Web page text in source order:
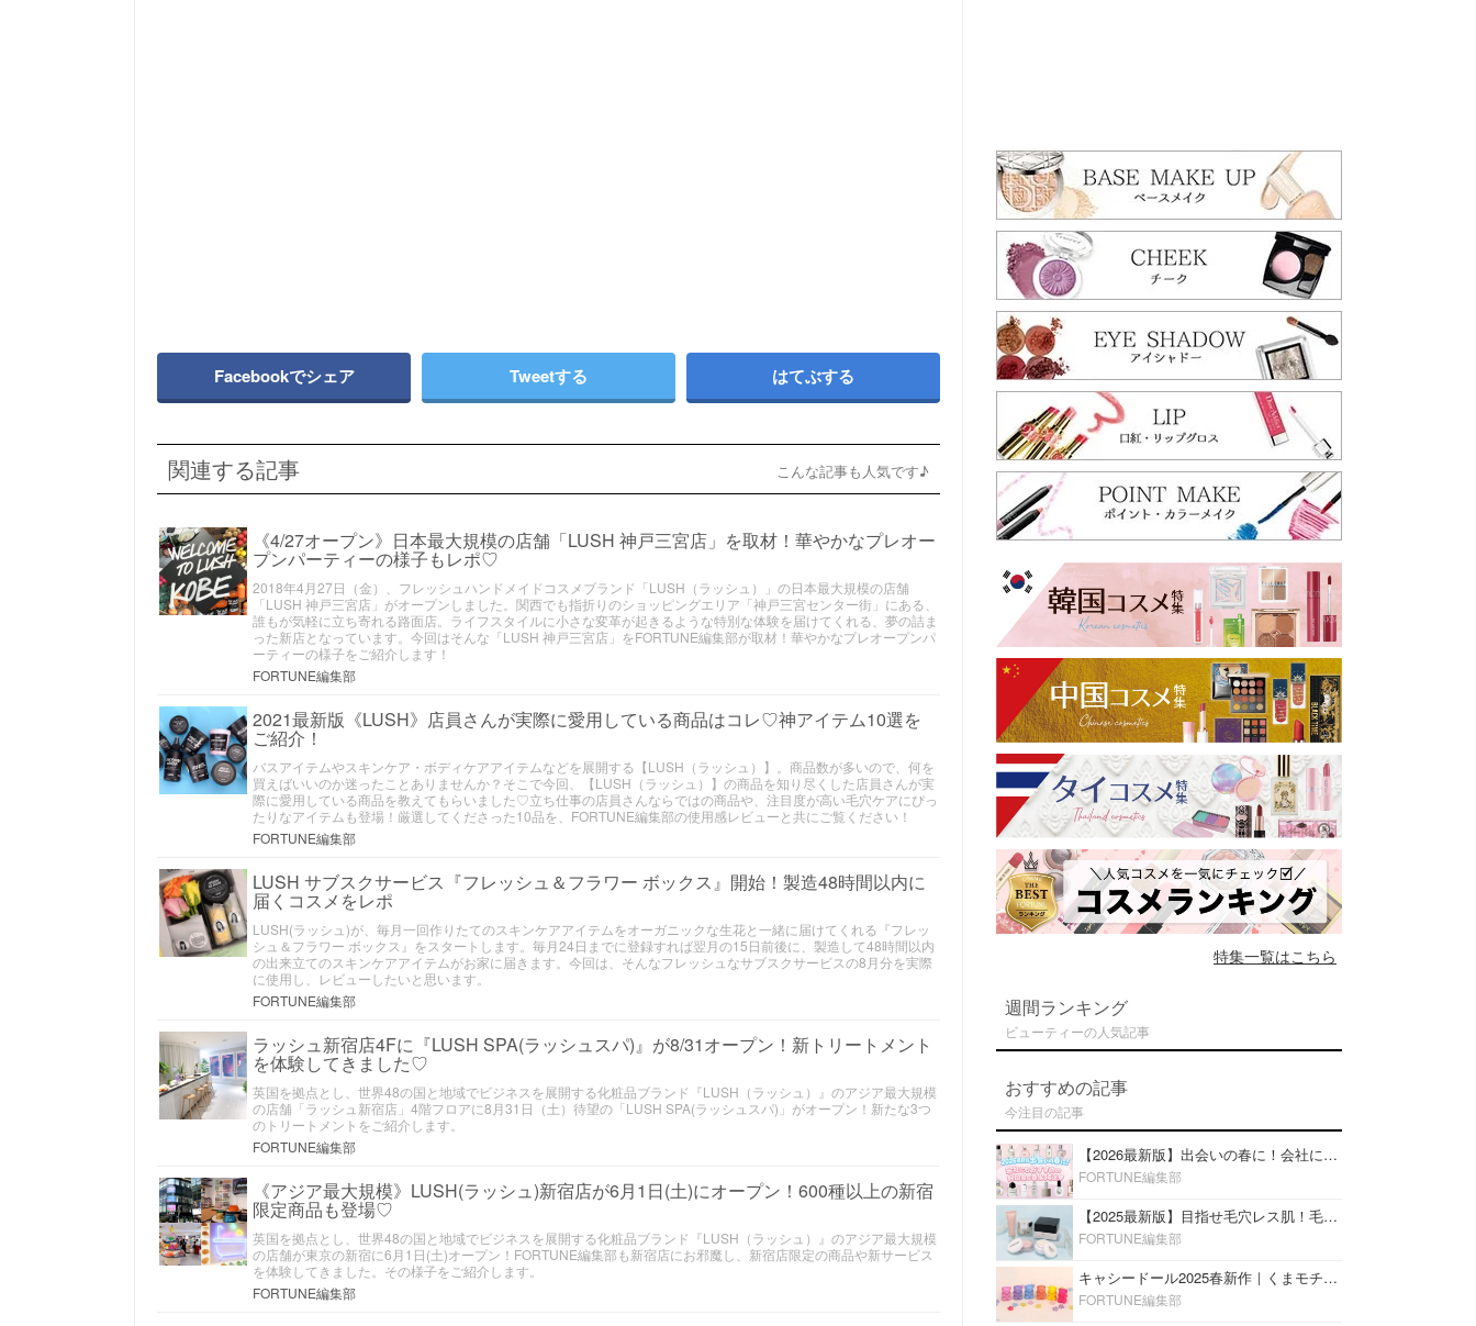
Facebookでシェア Tweetする はてぶする
関連する記事 こんな記事も人気です♪
《4/27オープン》日本最大規模の店舗「LUSH 神戸三宮店」を取材！華やかなプレオー
プンパーティーの様子もレポ♡
2018年4月27日（金）、フレッシュハンドメイドコスメブランド「LUSH（ラッシュ）」の日本最大規模の店舗
「LUSH 神戸三宮店」がオープンしました。関西でも指折りのショッピングエリア「神戸三宮センター街」にある、
誰もが気軽に立ち寄れる路面店。ライフスタイルに小さな変革が起きるような特別な体験を届けてくれる、夢の詰ま
った新店となっています。今回はそんな「LUSH 神戸三宮店」をFORTUNE編集部が取材！華やかなプレオープンパ
ーティーの様子をご紹介します！
FORTUNE編集部
2021最新版《LUSH》店員さんが実際に愛用している商品はコレ♡神アイテム10選を
ご紹介！
バスアイテムやスキンケア・ボディケアアイテムなどを展開する【LUSH（ラッシュ）】。商品数が多いので、何を
買えばいいのか迷ったことありませんか？そこで今回、【LUSH（ラッシュ）】の商品を知り尽くした店員さんが実
際に愛用している商品を教えてもらいました♡立ち仕事の店員さんならではの商品や、注目度が高い毛穴ケアにぴっ
たりなアイテムも登場！厳選してくださった10品を、FORTUNE編集部の使用感レビューと共にご覧ください！
FORTUNE編集部
LUSH サブスクサービス『フレッシュ＆フラワー ボックス』開始！製造48時間以内に
届くコスメをレポ
LUSH(ラッシュ)が、毎月一回作りたてのスキンケアアイテムをオーガニックな生花と一緒に届けてくれる『フレッ
シュ＆フラワー ボックス』をスタートします。毎月24日までに登録すれば翌月の15日前後に、製造して48時間以内
の出来立てのスキンケアアイテムがお家に届きます。今回は、そんなフレッシュなサブスクサービスの8月分を実際
に使用し、レビューしたいと思います。
FORTUNE編集部
ラッシュ新宿店4Fに『LUSH SPA(ラッシュスパ)』が8/31オープン！新トリートメント
を体験してきました♡
英国を拠点とし、世界48の国と地域でビジネスを展開する化粧品ブランド『LUSH（ラッシュ）』のアジア最大規模
の店舗「ラッシュ新宿店」4階フロアに8月31日（土）待望の「LUSH SPA(ラッシュスパ)」がオープン！新たな3つ
のトリートメントをご紹介します。
FORTUNE編集部
《アジア最大規模》LUSH(ラッシュ)新宿店が6月1日(土)にオープン！600種以上の新宿
限定商品も登場♡
英国を拠点とし、世界48の国と地域でビジネスを展開する化粧品ブランド『LUSH（ラッシュ）』のアジア最大規模
の店舗が東京の新宿に6月1日(土)オープン！FORTUNE編集部も新宿店にお邪魔し、新宿店限定の商品や新サービス
を体験してきました。その様子をご紹介します。
FORTUNE編集部
特集一覧はこちら
週間ランキング
ビューティーの人気記事
おすすめの記事
今注目の記事
【2026最新版】出会いの春に！会社にもおすすめの好印象な香水14選♡ビジネスの場での香水マナーも
FORTUNE編集部
【2025最新版】目指せ毛穴レス肌！毛穴を埋めて隠す「おすすめ部分用下地＆プライマー」ランキング♡
FORTUNE編集部
キャシードール2025春新作｜くまモチーフのミニリップ「シャイニーベア リップモイスト」をレビュー♡
FORTUNE編集部